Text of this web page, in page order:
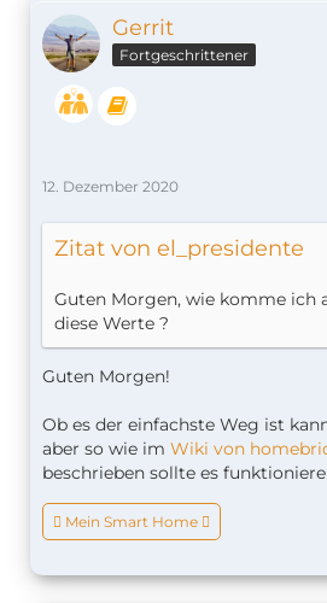
Gerrit
Fortgeschrittener
12. Dezember 2020
Zitat von el_presidente
Guten Morgen, wie komme ich
diese Werte ?
Guten Morgen!
Ob es der einfachste Weg ist
aber so wie im Wiki von
beschrieben sollte es
 Mein Smart Home 